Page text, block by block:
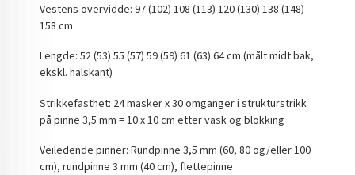
Vestens overvidde: 97 (102) 108 (113) 120 (130) 138 (148)
158 cm
Lengde: 52 (53) 55 (57) 59 (59) 61 (63) 64 cm (målt midt bak,
ekskl. halskant)
Strikkefasthet: 24 masker x 30 omganger i strukturstrikk
på pinne 3,5 mm = 10 x 10 cm etter vask og blokking
Veiledende pinner: Rundpinne 3,5 mm (60, 80 og/eller 100
cm), rundpinne 3 mm (40 cm), flettepinne